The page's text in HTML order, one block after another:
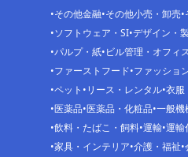
その他金融 その他小売・卸売
ソフトウェア・SI デザイン・
パルプ・紙 ビル管理・オフィ
ファーストフード ファッショ
ペット リース・レンタル 衣服
医薬品 医薬品・化粧品 一般機
飲料・たばこ・飼料 運輸 運輸
家具・インテリア 介護・福祉